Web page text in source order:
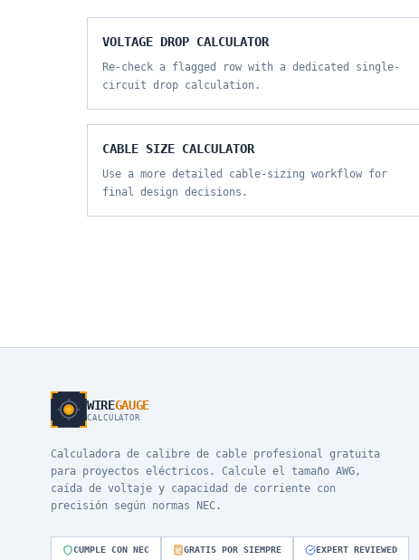
VOLTAGE DROP CALCULATOR
Re-check a flagged row with a dedicated single-
circuit drop calculation.
CABLE SIZE CALCULATOR
Use a more detailed cable-sizing workflow for
final design decisions.
WIREGAUGE
CALCULATOR
Calculadora de calibre de cable profesional gratuita
para proyectos eléctricos. Calcule el tamaño AWG,
caída de voltaje y capacidad de corriente con
precisión según normas NEC.
CUMPLE CON NEC GRATIS POR SIEMPRE EXPERT REVIEWED